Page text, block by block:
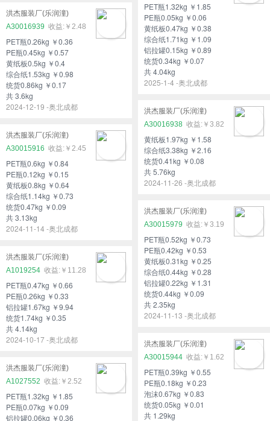
PET瓶1.32kg ￥1.85
PE瓶0.05kg ￥0.06
黄纸板0.47kg ￥0.38
综合纸1.71kg ￥1.09
铝拉罐0.15kg ￥0.89
统货0.34kg ￥0.07
共 4.04kg
2025-1-4 -奥北成都
洪杰服装厂(乐润潼)
A30016939
￥2.48
PET瓶0.26kg ￥0.36
PE瓶0.45kg ￥0.57
黄纸板0.5kg ￥0.4
综合纸1.53kg ￥0.98
统货0.86kg ￥0.17
共 3.6kg
2024-12-19 -奥北成都
洪杰服装厂(乐润潼)
A30016938
￥3.82
黄纸板1.97kg ￥1.58
综合纸3.38kg ￥2.16
统货0.41kg ￥0.08
共 5.76kg
2024-11-26 -奥北成都
洪杰服装厂(乐润潼)
A30015916
￥2.45
PET瓶0.6kg ￥0.84
PE瓶0.12kg ￥0.15
黄纸板0.8kg ￥0.64
综合纸1.14kg ￥0.73
统货0.47kg ￥0.09
共 3.13kg
2024-11-14 -奥北成都
洪杰服装厂(乐润潼)
A30015979
￥3.19
PET瓶0.52kg ￥0.73
PE瓶0.42kg ￥0.53
黄纸板0.31kg ￥0.25
综合纸0.44kg ￥0.28
铝拉罐0.22kg ￥1.31
统货0.44kg ￥0.09
共 2.35kg
2024-11-13 -奥北成都
洪杰服装厂(乐润潼)
A1019254
￥11.28
PET瓶0.47kg ￥0.66
PE瓶0.26kg ￥0.33
铝拉罐1.67kg ￥9.94
统货1.74kg ￥0.35
共 4.14kg
2024-10-17 -奥北成都
洪杰服装厂(乐润潼)
A30015944
￥1.62
PET瓶0.39kg ￥0.55
PE瓶0.18kg ￥0.23
泡沫0.67kg ￥0.83
统货0.05kg ￥0.01
共 1.29kg
洪杰服装厂(乐润潼)
A1027552
￥2.52
PET瓶1.32kg ￥1.85
PE瓶0.07kg ￥0.09
铝拉罐0.06kg ￥0.36